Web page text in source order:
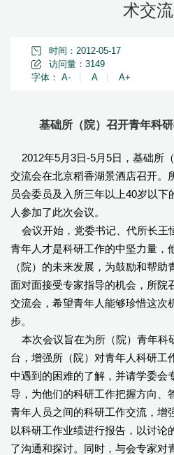
术交
时间：2012-05-17
访问量： 3149
字体： A- A A+
基础所（院）召开青年科
2012年5月3日-5月5日，基础所
交流会在北京稻香湖景酒店召开。
员会委员及入所三年以上40岁以下
人参加了此次会议。
会议开始，党委书记、代所长王
青年人才是科研工作的中坚力量，
（院）的未来发展，为鼓励和帮
面对面接受专家指导的机会，所院
交流会，希望青年人能够珍惜这次
步。
本次会议旨在为所（院）青年科
台，增强所（院）对青年人科研工
中遇到的困难的了解，并请学委会
导，为他们的科研工作把握方向、
青年人员之间的科研工作交流，增
以科研工作业绩进行报告，以讨论
了沟通和探讨。同时，与会专家对